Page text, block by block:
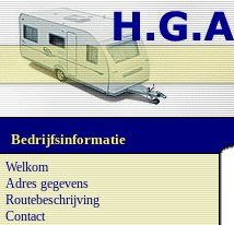
Bedrijfsinformatie
Welkom
Adres gegevens
Routebeschrijving
Contact